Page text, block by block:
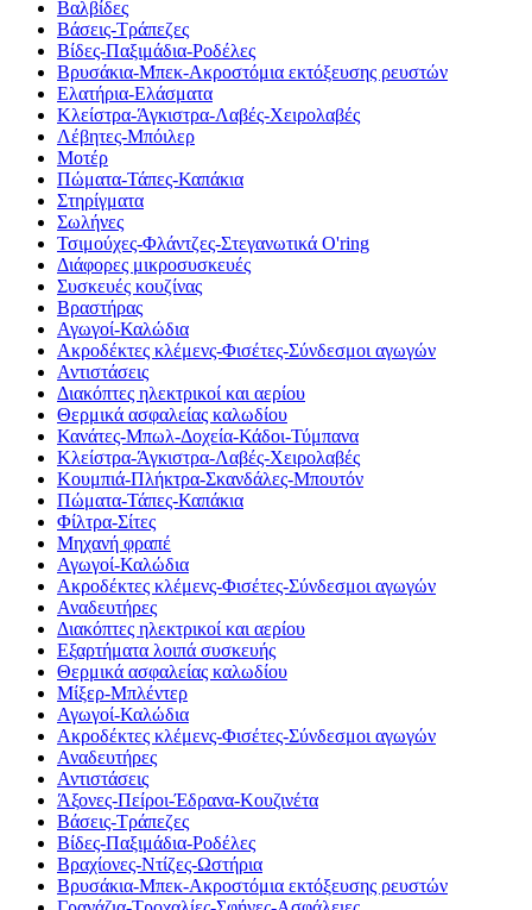
Βαλβίδες
Βάσεις-Τράπεζες
Βίδες-Παξιμάδια-Ροδέλες
Βρυσάκια-Μπεκ-Ακροστόμια εκτόξευσης ρευστών
Ελατήρια-Ελάσματα
Κλείστρα-Άγκιστρα-Λαβές-Χειρολαβές
Λέβητες-Μπόιλερ
Μοτέρ
Πώματα-Τάπες-Καπάκια
Στηρίγματα
Σωλήνες
Τσιμούχες-Φλάντζες-Στεγανωτικά O'ring
Διάφορες μικροσυσκευές
Συσκευές κουζίνας
Βραστήρας
Αγωγοί-Καλώδια
Ακροδέκτες κλέμενς-Φισέτες-Σύνδεσμοι αγωγών
Αντιστάσεις
Διακόπτες ηλεκτρικοί και αερίου
Θερμικά ασφαλείας καλωδίου
Κανάτες-Μπωλ-Δοχεία-Κάδοι-Τύμπανα
Κλείστρα-Άγκιστρα-Λαβές-Χειρολαβές
Κουμπιά-Πλήκτρα-Σκανδάλες-Μπουτόν
Πώματα-Τάπες-Καπάκια
Φίλτρα-Σίτες
Μηχανή φραπέ
Αγωγοί-Καλώδια
Ακροδέκτες κλέμενς-Φισέτες-Σύνδεσμοι αγωγών
Αναδευτήρες
Διακόπτες ηλεκτρικοί και αερίου
Εξαρτήματα λοιπά συσκευής
Θερμικά ασφαλείας καλωδίου
Μίξερ-Μπλέντερ
Αγωγοί-Καλώδια
Ακροδέκτες κλέμενς-Φισέτες-Σύνδεσμοι αγωγών
Αναδευτήρες
Αντιστάσεις
Άξονες-Πείροι-Έδρανα-Κουζινέτα
Βάσεις-Τράπεζες
Βίδες-Παξιμάδια-Ροδέλες
Βραχίονες-Ντίζες-Ωστήρια
Βρυσάκια-Μπεκ-Ακροστόμια εκτόξευσης ρευστών